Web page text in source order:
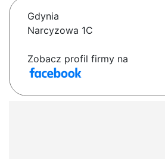
Gdynia
Narcyzowa 1C
Zobacz profil firmy na